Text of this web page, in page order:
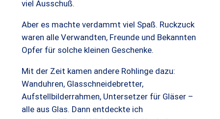
viel Ausschuß.
Aber es machte verdammt viel Spaß. Ruckzuck
waren alle Verwandten, Freunde und Bekannten
Opfer für solche kleinen Geschenke.
Mit der Zeit kamen andere Rohlinge dazu:
Wanduhren, Glasschneidebretter,
Aufstellbilderrahmen, Untersetzer für Gläser –
alle aus Glas. Dann entdeckte ich